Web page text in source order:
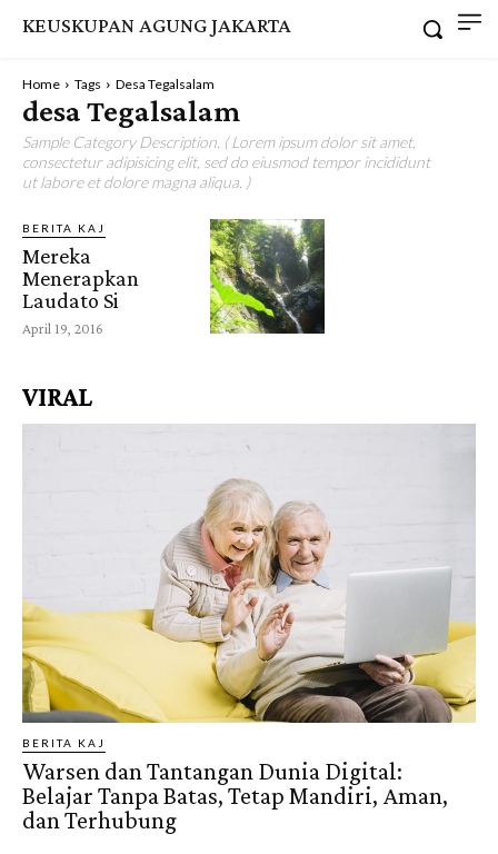
KEUSKUPAN AGUNG JAKARTA
Home Tags Desa Tegalsalam
desa Tegalsalam
Sample Category Description. ( Lorem ipsum dolor sit amet,
consectetur adipisicing elit, sed do eiusmod tempor incididunt
ut labore et dolore magna aliqua. )
BERITA KAJ
Mereka
Menerapkan
Laudato Si
April 19, 2016
VIRAL
BERITA KAJ
Warsen dan Tantangan Dunia Digital:
Belajar Tanpa Batas, Tetap Mandiri, Aman,
dan Terhubung